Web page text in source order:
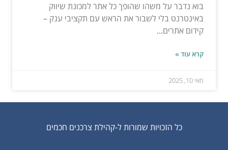
בוא נדבר על משהו שהופך כל אתר למכונת שיווק
באינטרנט בלי לשבור את הראש עם תקציבי ענק –
קידום אתרים...
קרא עוד »
מאי 10, 2025
כל הזכויות שמורות ל-קהילת צרכנים חכמים